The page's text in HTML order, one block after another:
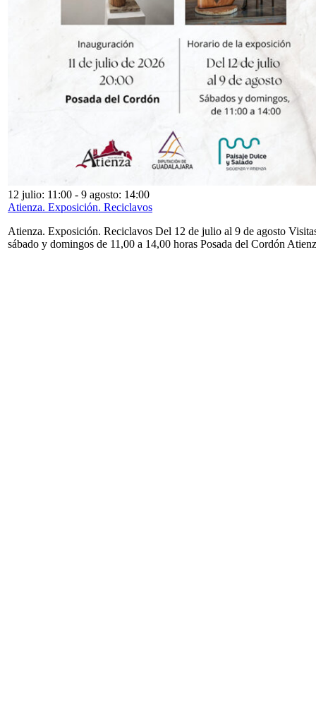
12 julio: 11:00 - 9 agosto: 14:00
Atienza. Exposición. Reciclavos
Atienza. Exposición. Reciclavos Del 12 de julio al 9 de agosto
sábado y domingos de 11,00 a 14,00 horas Posada del Cordón